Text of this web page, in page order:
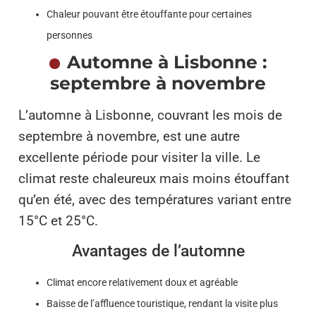
Chaleur pouvant être étouffante pour certaines
personnes
Automne à Lisbonne :
septembre à novembre
L’automne à Lisbonne, couvrant les mois de
septembre à novembre, est une autre
excellente période pour visiter la ville. Le
climat reste chaleureux mais moins étouffant
qu’en été, avec des températures variant entre
15°C et 25°C.
Avantages de l’automne
Climat encore relativement doux et agréable
Baisse de l’affluence touristique, rendant la visite plus